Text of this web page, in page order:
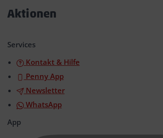
Aktionen
Services
Kontakt & Hilfe
Penny App
Newsletter
WhatsApp
App